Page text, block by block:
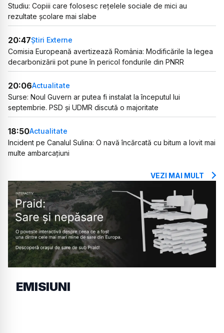
Studiu: Copiii care folosesc rețelele sociale de mici au
rezultate școlare mai slabe
20:47Știri Externe
Comisia Europeană avertizează România: Modificările la legea
decarbonizării pot pune în pericol fondurile din PNRR
20:06Actualitate
Surse: Noul Guvern ar putea fi instalat la începutul lui
septembrie. PSD și UDMR discută o majoritate
18:50Actualitate
Incident pe Canalul Sulina: O navă încărcată cu bitum a lovit mai
multe ambarcațiuni
VEZI MAI MULT
EMISIUNI